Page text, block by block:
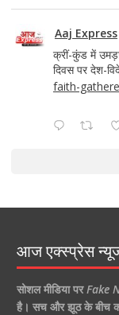
Aaj Express
क्रीं-कुंड में
दिवस पर देश-
faith-
आज एक्स्प्रेस
सोशल मीडिया पर Fake
है। सच और झूठ के बीच